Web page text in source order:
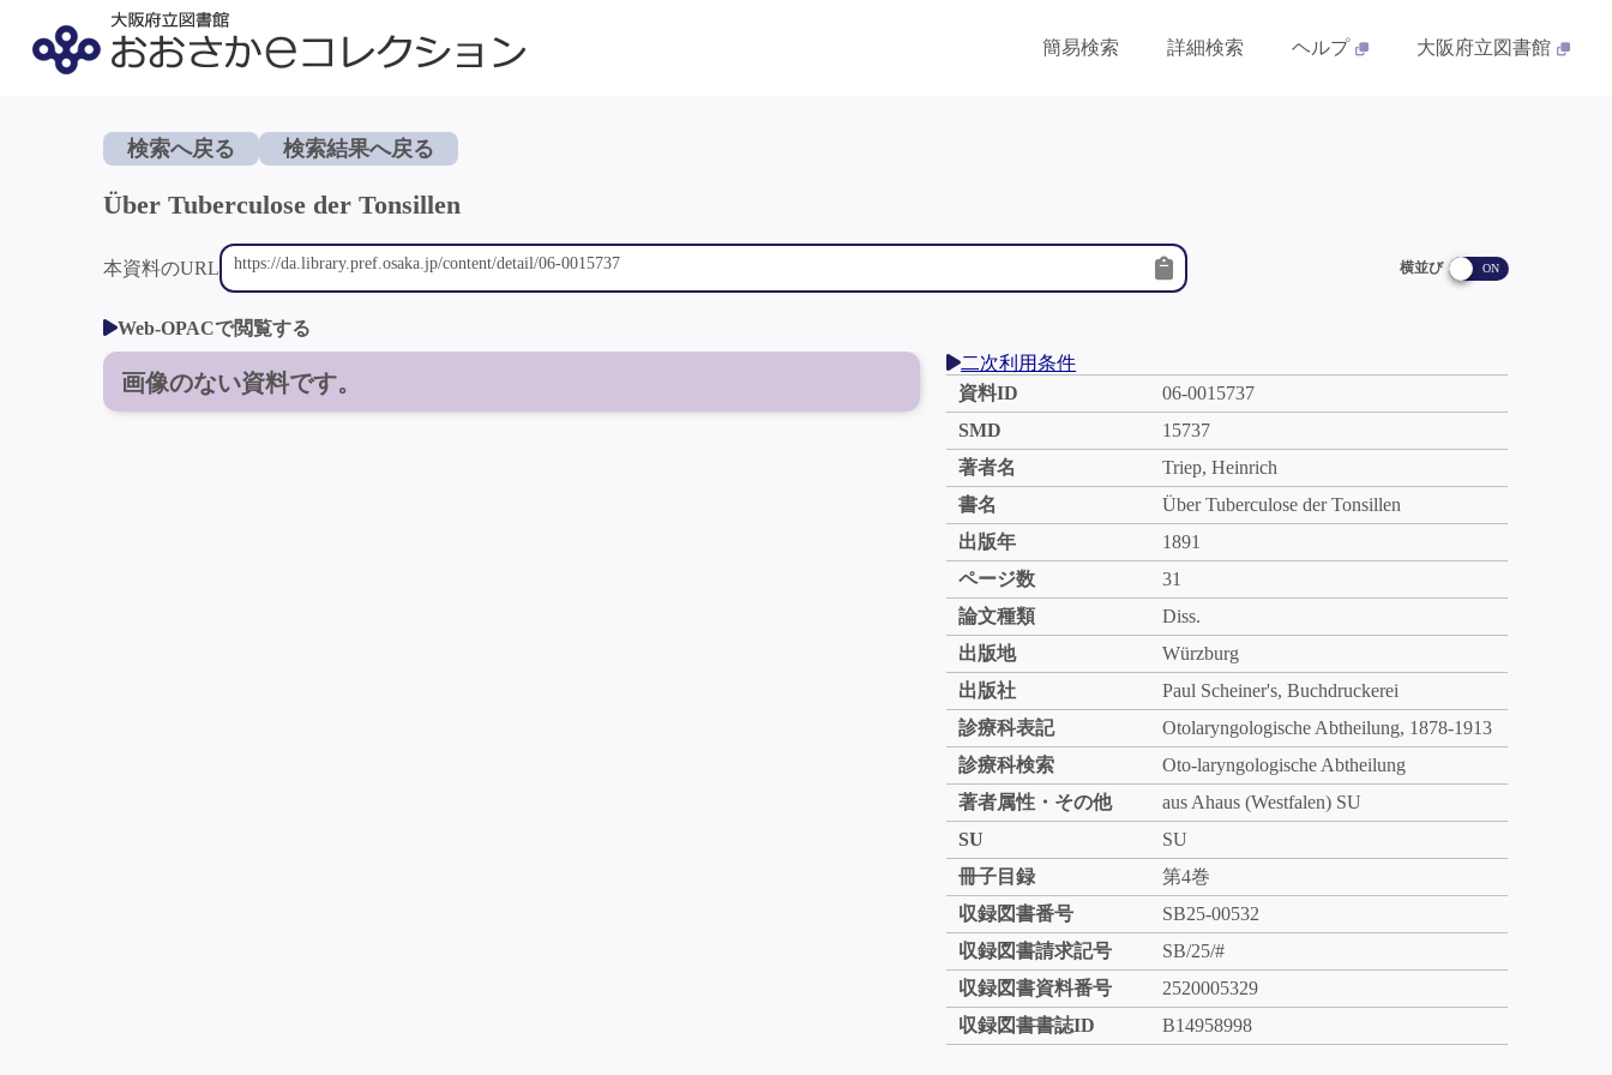
簡易検索 詳細検索 ヘルプ 大阪府立図書館
検索へ戻る 検索結果へ戻る
Über Tuberculose der Tonsillen
本資料のURL 横並び
Web-OPACで閲覧する
画像のない資料です。
二次利用条件
資料ID
06-0015737
SMD
15737
著者名
Triep, Heinrich
書名
Über Tuberculose der Tonsillen
出版年
1891
ページ数
31
論文種類
Diss.
出版地
Würzburg
出版社
Paul Scheiner's, Buchdruckerei
診療科表記
Otolaryngologische Abtheilung, 1878-1913
診療科検索
Oto-laryngologische Abtheilung
著者属性・その他
aus Ahaus (Westfalen) SU
SU
SU
冊子目録
第4巻
収録図書番号
SB25-00532
収録図書請求記号
SB/25/#
収録図書資料番号
2520005329
収録図書書誌ID
B14958998